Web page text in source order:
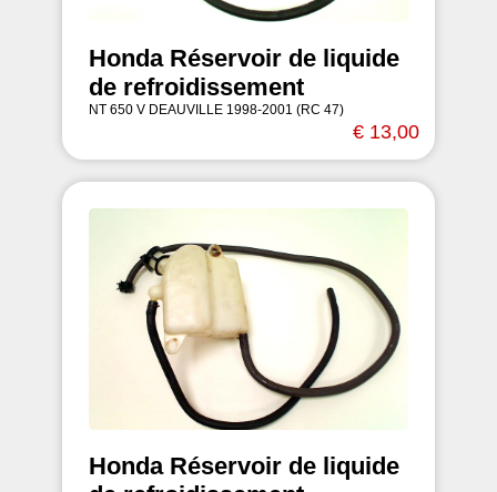
Honda Réservoir de liquide
de refroidissement
NT 650 V DEAUVILLE 1998-2001 (RC 47)
€ 13,00
Honda Réservoir de liquide